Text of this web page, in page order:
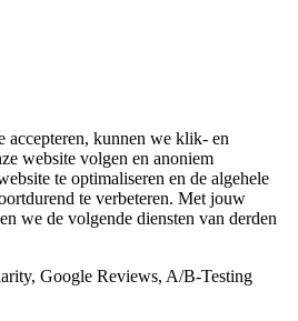
accepteren, kunnen we klik- en
website volgen en anoniem
te optimaliseren en de algehele
te verbeteren. Met jouw
we de volgende diensten van derden
Google Reviews, A/B-Testing